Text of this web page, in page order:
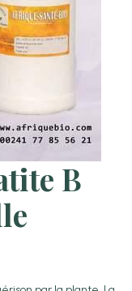
B